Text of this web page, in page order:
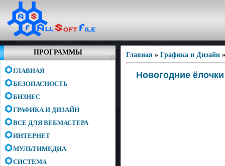
ПРОГРАММЫ
ГЛАВНАЯ
БЕЗОПАСНОСТЬ
БИЗНЕС
ГРАФИКА И ДИЗАЙН
ВСЕ ДЛЯ ВЕБМАСТЕРА
ИНТЕРНЕТ
МУЛЬТИМЕДИА
СИСТЕМА
Главная » Графика и Дизайн
Новогодние